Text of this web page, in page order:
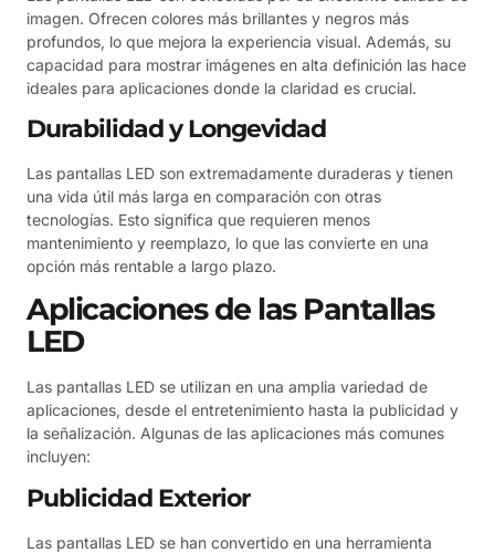
imagen. Ofrecen colores más brillantes y negros más
profundos, lo que mejora la experiencia visual. Además, su
capacidad para mostrar imágenes en alta definición las hace
ideales para aplicaciones donde la claridad es crucial.
Durabilidad y Longevidad
Las pantallas LED son extremadamente duraderas y tienen
una vida útil más larga en comparación con otras
tecnologías. Esto significa que requieren menos
mantenimiento y reemplazo, lo que las convierte en una
opción más rentable a largo plazo.
Aplicaciones de las Pantallas
LED
Las pantallas LED se utilizan en una amplia variedad de
aplicaciones, desde el entretenimiento hasta la publicidad y
la señalización. Algunas de las aplicaciones más comunes
incluyen:
Publicidad Exterior
Las pantallas LED se han convertido en una herramienta